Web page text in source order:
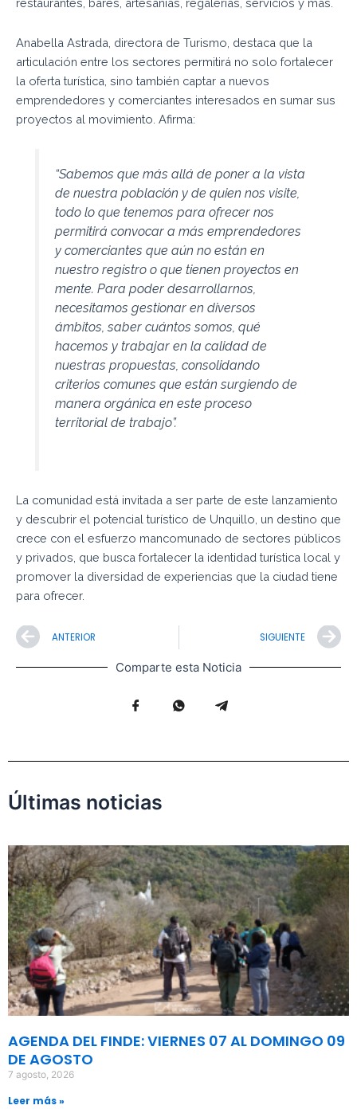
restaurantes, bares, artesanías, regalerías, servicios y más.
Anabella Astrada, directora de Turismo, destaca que la
articulación entre los sectores permitirá no solo fortalecer
la oferta turística, sino también captar a nuevos
emprendedores y comerciantes interesados en sumar sus
proyectos al movimiento. Afirma:
“Sabemos que más allá de poner a la vista
de nuestra población y de quien nos visite,
todo lo que tenemos para ofrecer nos
permitirá convocar a más emprendedores
y comerciantes que aún no están en
nuestro registro o que tienen proyectos en
mente. Para poder desarrollarnos,
necesitamos gestionar en diversos
ámbitos, saber cuántos somos, qué
hacemos y trabajar en la calidad de
nuestras propuestas, consolidando
criterios comunes que están surgiendo de
manera orgánica en este proceso
territorial de trabajo”.
La comunidad está invitada a ser parte de este lanzamiento
y descubrir el potencial turístico de Unquillo, un destino que
crece con el esfuerzo mancomunado de sectores públicos
y privados, que busca fortalecer la identidad turística local y
promover la diversidad de experiencias que la ciudad tiene
para ofrecer.
Prev
ANTERIOR SIGUIENTE
Comparte esta Noticia
Últimas noticias
AGENDA DEL FINDE: VIERNES 07 AL DOMINGO 09
DE AGOSTO
7 agosto, 2026
Leer más »